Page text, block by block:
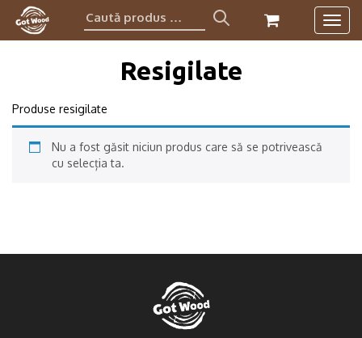
Caută
produs:
Resigilate
Produse resigilate
Nu a fost găsit niciun produs care să se potrivească
cu selecția ta.